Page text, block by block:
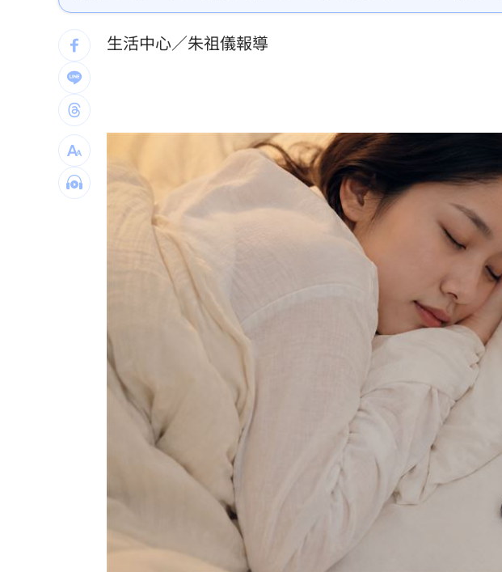
HIGHLIGHT掀回憶殺 擔心後輩太帥壓力大
颱風假宣布了 明「新竹縣8校」停課不停班
太陽下抽菸突倒地！醫：猝死風險高3倍 20:58
台灣彩券開獎直播中
LIVE三立+24小時直播
三立iNEWS新聞台線上直播
台彩父親節推新刮刮樂千萬頭獎超「爸」氣 12:00
商場戰國來臨 台中「頂奢大道」逐漸成形
「拍片人的多重宇宙」職涯論壇9/12登場！
8國球員齊聚高雄 Formosa 7s掀足球熱潮
理想混蛋號召粉絲跨海追星吃美食！
生活中心／朱祖儀報導